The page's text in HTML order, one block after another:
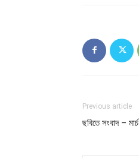
Previous article
ছবিতে সংবাদ – মার্চ